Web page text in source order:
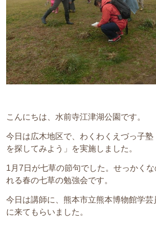
こんにちは、水前寺江津湖公園です。
今日は広木地区で、わくわくえづっ子
を探してみよう」を実施しました。
1月7日が七草の節句でした。せっかく
れる春の七草の勉強会です。
今日は講師に、熊本市立熊本博物館学芸
に来てもらいました。